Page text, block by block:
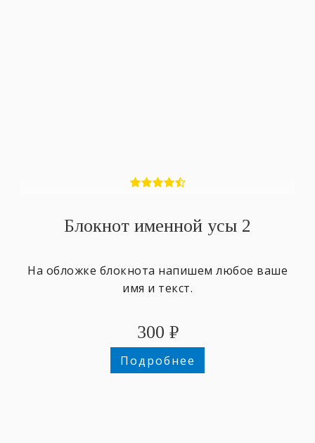
Блокнот именной усы 2
На обложке блокнота напишем любое ваше
имя и текст.
300 ₽
Подробнее